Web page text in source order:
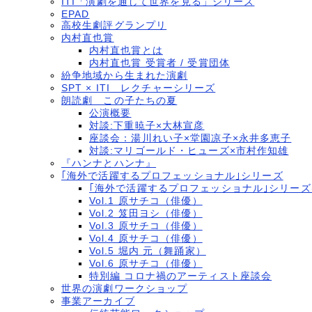
EPAD
高校生劇評グランプリ
内村直也賞
内村直也賞とは
内村直也賞 受賞者 / 受賞団体
紛争地域から生まれた演劇
SPT × ITI レクチャーシリーズ
朗読劇 この子たちの夏
公演概要
対談:下重暁子×大林宣彦
座談会：湯川れい子×堂園凉子×永井多恵子
対談:マリゴールド・ヒューズ×市村作知雄
『ハンナとハンナ』
｢海外で活躍するプロフェッショナル｣シリーズ
｢海外で活躍するプロフェッショナル｣シリー
Vol.1 原サチコ（俳優）
Vol.2 笈田ヨシ（俳優）
Vol.3 原サチコ（俳優）
Vol.4 原サチコ（俳優）
Vol.5 堀内 元（舞踊家）
Vol.6 原サチコ（俳優）
特別編 コロナ禍のアーティスト座談会
世界の演劇ワークショップ
事業アーカイブ